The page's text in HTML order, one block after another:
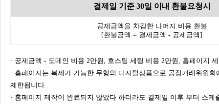
결제일 기준 30일 이내 환불요청시
공제금액을 차감한 나머지 비용 환불
[환불금액 = 결제금액 - 공제금액]
· 공제금액 - 도메인 비용 2만원, 호스팅 세팅 비용 2만원, 홈페이지
· 홈페이지는 복제가 가능한 무형의 디지털상품으로 공정거래위원
제한됩니다.
· 홈페이지 제작이 완료되지 않았다 하더라도 결제일 이후 부터 스